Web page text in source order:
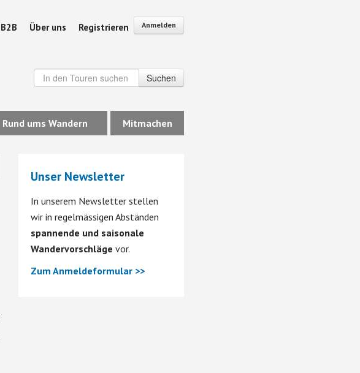
Anmelden
B2B Über uns Registrieren
Suchen
Rund ums Wandern Mitmachen
Unser Newsletter
In unserem Newsletter stellen
wir in regelmässigen Abständen
spannende und saisonale
Wandervorschläge vor.
Zum Anmeldeformular >>